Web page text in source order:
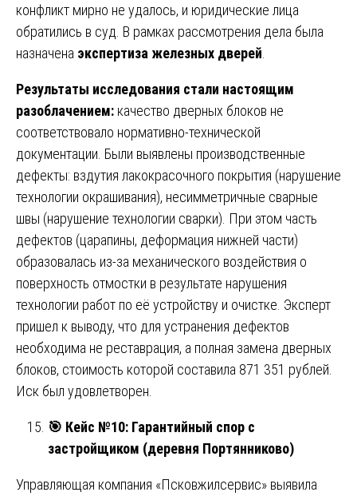
конфликт мирно не удалось, и юридические лица
обратились в суд. В рамках рассмотрения дела была
назначена экспертиза железных дверей
Результаты исследования стали настоящим
разоблачением: качество дверных блоков не
соответствовало нормативно-технической
документации. Были выявлены производственные
дефекты: вздутия лакокрасочного покрытия (нарушение
технологии окрашивания), несимметричные сварные
швы (нарушение технологии сварки). При этом часть
дефектов (царапины, деформация нижней части)
образовалась из-за механического воздействия о
поверхность отмостки в результате нарушения
технологии работ по её устройству и очистке. Эксперт
пришел к выводу, что для устранения дефектов
необходима не реставрация, а полная замена дверных
блоков, стоимость которой составила 871 351 рублей.
Иск был удовлетворен.
🎯 Кейс №10: Гарантийный спор с
застройщиком (деревня Портянниково)
Управляющая компания «Псковжилсервис» выявила